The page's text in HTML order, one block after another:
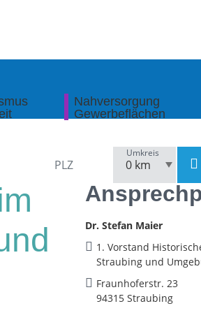
Nahversorgung
Gewerbeflächen
Umkreis
Dr. Stefan Maier
1. Vorstand
Straubing und
Fraunhoferstr. 23
94315 Straubing